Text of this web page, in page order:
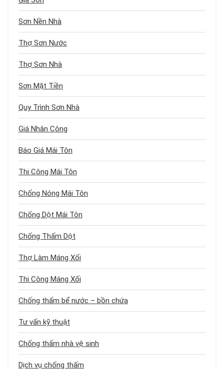
Sơn Nền Nhà
Thợ Sơn Nước
Thợ Sơn Nhà
Sơn Mặt Tiền
Quy Trình Sơn Nhà
Giá Nhân Công
Báo Giá Mái Tôn
Thi Công Mái Tôn
Chống Nóng Mái Tôn
Chống Dột Mái Tôn
Chống Thấm Dột
Thợ Làm Máng Xối
Thi Công Máng Xối
Chống thấm bể nước – bồn chứa
Tư vấn kỹ thuật
Chống thấm nhà vệ sinh
Dịch vụ chống thấm